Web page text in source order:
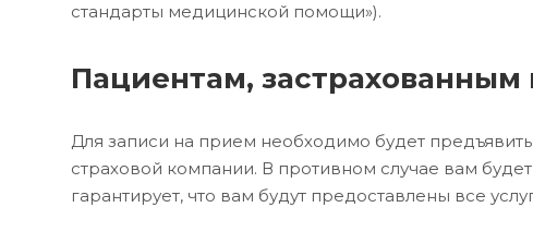
стандарты медицинской помощи»).
Пациентам,
Для записи на прием необходимо будет
страховой компании. В противном случае вам
гарантирует, что вам будут предоставлены все